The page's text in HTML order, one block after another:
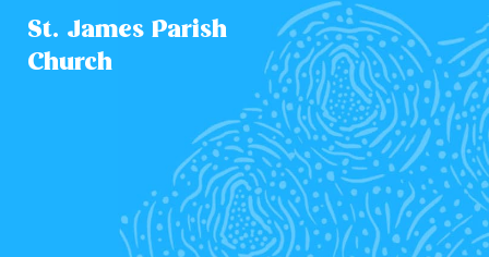
St. James Parish
Church